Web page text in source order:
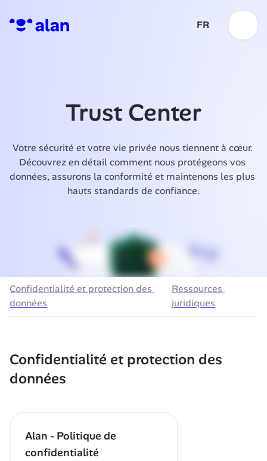
FR
Trust Center
Votre sécurité et votre vie privée nous tiennent à cœur.
Découvrez en détail comment nous protégeons vos
données, assurons la conformité et maintenons les plus
hauts standards de confiance.
Confidentialité et protection des
données
Ressources
juridiques
Confidentialité et protection des
données
Alan - Politique de
confidentialité